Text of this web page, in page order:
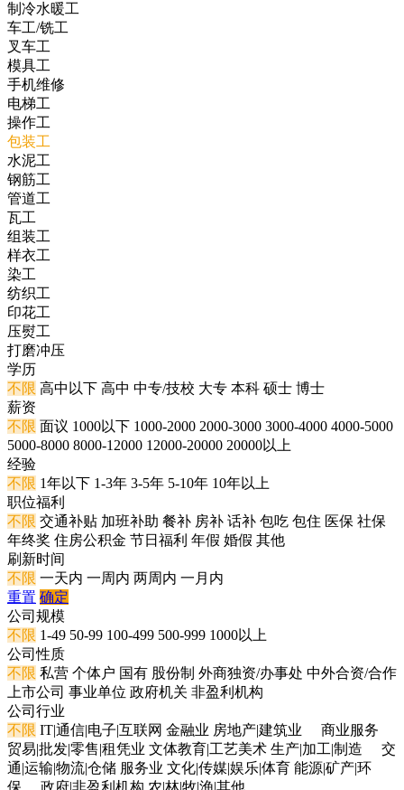
制冷水暖工
车工/铣工
叉车工
模具工
手机维修
电梯工
操作工
包装工
水泥工
钢筋工
管道工
瓦工
组装工
样衣工
染工
纺织工
印花工
压熨工
打磨冲压
学历
不限 高中以下 高中 中专/技校 大专 本科 硕士 博士
薪资
不限 面议 1000以下 1000-2000 2000-3000 3000-4000 4000-5000
5000-8000 8000-12000 12000-20000 20000以上
经验
不限 1年以下 1-3年 3-5年 5-10年 10年以上
职位福利
不限 交通补贴 加班补助 餐补 房补 话补 包吃 包住 医保 社保
年终奖 住房公积金 节日福利 年假 婚假 其他
刷新时间
不限 一天内 一周内 两周内 一月内
重置 确定
公司规模
不限 1-49 50-99 100-499 500-999 1000以上
公司性质
不限 私营 个体户 国有 股份制 外商独资/办事处 中外合资/合作
上市公司 事业单位 政府机关 非盈利机构
公司行业
不限 IT|通信|电子|互联网 金融业 房地产|建筑业
商业服务
贸易|批发|零售|租凭业 文体教育|工艺美术 生产|加工|制造
交
通|运输|物流|仓储 服务业 文化|传媒|娱乐|体育 能源|矿产|环
保
政府|非盈利机构 农|林|牧|渔|其他